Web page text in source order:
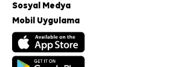
Sosyal Medya
Mobil Uygulama